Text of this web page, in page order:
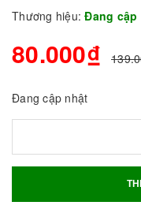
Thương hiệu: Đang cập
80.000₫
Đang cập nhật